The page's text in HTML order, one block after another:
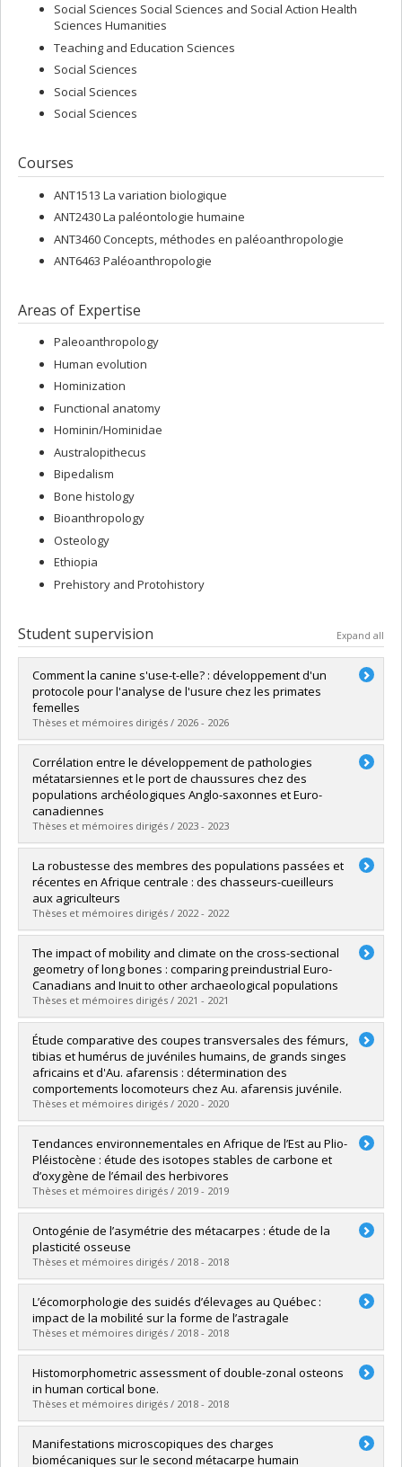
Social Sciences Social Sciences and Social Action Health
Sciences Humanities
Teaching and Education Sciences
Social Sciences
Social Sciences
Social Sciences
Courses
ANT1513 La variation biologique
ANT2430 La paléontologie humaine
ANT3460 Concepts, méthodes en paléoanthropologie
ANT6463 Paléoanthropologie
Areas of Expertise
Paleoanthropology
Human evolution
Hominization
Functional anatomy
Hominin/Hominidae
Australopithecus
Bipedalism
Bone histology
Bioanthropology
Osteology
Ethiopia
Prehistory and Protohistory
Student supervision Expand all
Comment la canine s'use-t-elle? : développement d'un
protocole pour l'analyse de l'usure chez les primates
femelles
Thèses et mémoires dirigés / 2026 - 2026
Graduate :Godin, Pascale
Cycle :Master's
Grade :M. Sc.
Lien vers le document dans Papyrus
Corrélation entre le développement de pathologies
métatarsiennes et le port de chaussures chez des
populations archéologiques Anglo-saxonnes et Euro-
canadiennes
Thèses et mémoires dirigés / 2023 - 2023
Graduate :Crabouillet, Maëlys
Cycle :Master's
Grade :M. Sc.
Lien vers le document dans Papyrus
La robustesse des membres des populations passées et
récentes en Afrique centrale : des chasseurs-cueilleurs
aux agriculteurs
Thèses et mémoires dirigés / 2022 - 2022
Graduate :Klagba, Malwine-Octavia
Cycle :Master's
Grade :M. Sc.
Lien vers le document dans Papyrus
The impact of mobility and climate on the cross-sectional
geometry of long bones : comparing preindustrial Euro-
Canadians and Inuit to other archaeological populations
Thèses et mémoires dirigés / 2021 - 2021
Graduate :Rainville, Rebecca
Cycle :Master's
Grade :M. Sc.
Lien vers le document dans Papyrus
Étude comparative des coupes transversales des fémurs,
tibias et humérus de juvéniles humains, de grands singes
africains et d'Au. afarensis : détermination des
comportements locomoteurs chez Au. afarensis juvénile.
Thèses et mémoires dirigés / 2020 - 2020
Graduate :B. Fortin, Karine
Cycle :Master's
Grade :M. Sc.
Lien vers le document dans Papyrus
Tendances environnementales en Afrique de l’Est au Plio-
Pléistocène : étude des isotopes stables de carbone et
d’oxygène de l’émail des herbivores
Thèses et mémoires dirigés / 2019 - 2019
Graduate :Paquette, Jesseca
Cycle :Master's
Grade :M. Sc.
Lien vers le document dans Papyrus
Ontogénie de l’asymétrie des métacarpes : étude de la
plasticité osseuse
Thèses et mémoires dirigés / 2018 - 2018
Graduate :Tessier, Dominique
Cycle :Master's
Grade :M.A.
Lien vers le document dans Papyrus
L’écomorphologie des suidés d’élevages au Québec :
impact de la mobilité sur la forme de l’astragale
Thèses et mémoires dirigés / 2018 - 2018
Graduate :Vaillancourt, Maxime
Cycle :Master's
Grade :M. Sc.
Lien vers le document dans Papyrus
Histomorphometric assessment of double-zonal osteons
in human cortical bone.
Thèses et mémoires dirigés / 2018 - 2018
Graduate :Raguin, Emeline
Cycle :Doctoral
Manifestations microscopiques des charges
biomécaniques sur le second métacarpe humain